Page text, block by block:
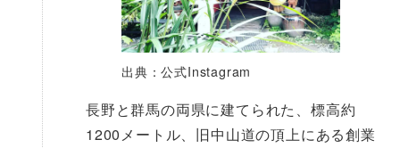
出典：公式Instagram
長野と群馬の両県に建てられた、標高約
1200メートル、旧中山道の頂上にある創業